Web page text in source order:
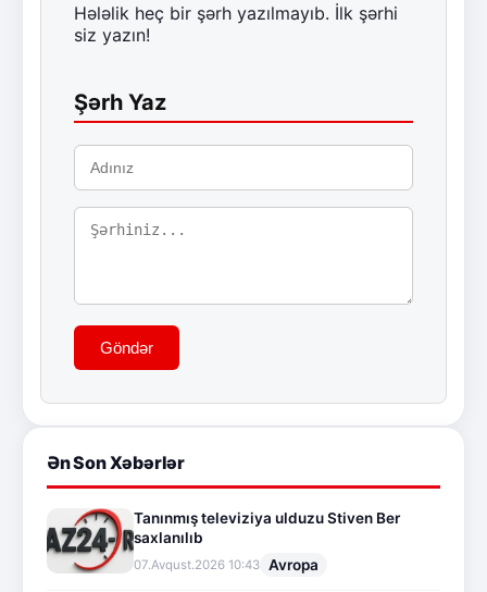
Hələlik heç bir şərh yazılmayıb. İlk şərhi
siz yazın!
Şərh Yaz
Göndər
Ən Son Xəbərlər
Tanınmış televiziya ulduzu Stiven Ber
saxlanılıb
07.Avqust.2026 10:43 Avropa